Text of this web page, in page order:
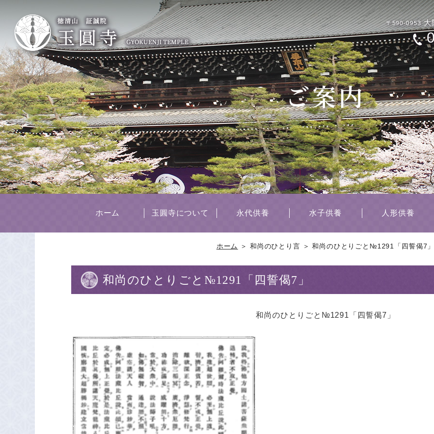
〒590-0953大
ホーム 玉圓寺について 永代供養 水子供養 人形供養
ホーム ＞ 和尚のひとり言 ＞ 和尚のひとりごと№1291「四誓偈7
和尚のひとりごと№1291「四誓偈7」
和尚のひとりごと№1291「四誓偈7」